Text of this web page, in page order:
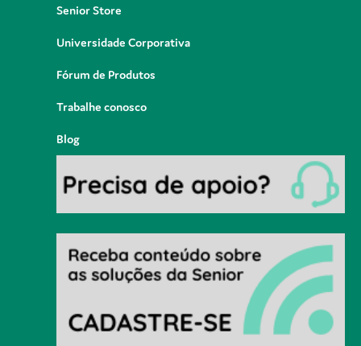
Senior Store
Universidade Corporativa
Fórum de Produtos
Trabalhe conosco
Blog